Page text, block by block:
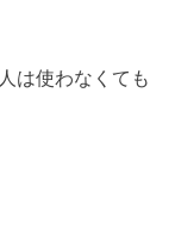
は使わなくても